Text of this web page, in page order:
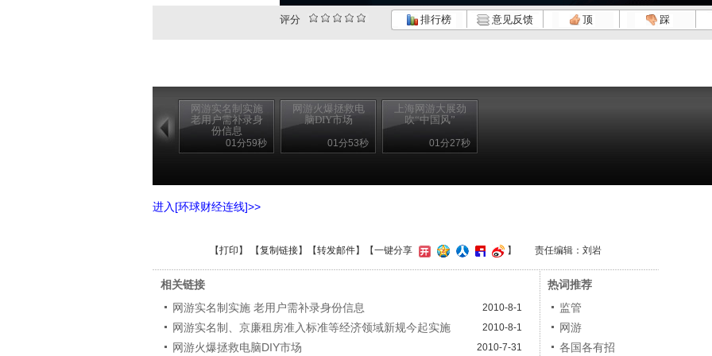
评分 排行榜 意见反馈 顶 踩
网游实名制实施
老用户需补录身
份信息
01分59秒
网游火爆拯救电
脑DIY市场
01分53秒
上海网游大展劲
吹“中国风”
01分27秒
进入[环球财经连线]>>
【打印 】 【复制链接】【转发邮件】 【一键分享 】 责任编辑：刘岩
相关链接
网游实名制实施 老用户需补录身份信息
2010-8-1
网游实名制、京廉租房准入标准等经济领域新规今起实施 2010-8-1
网游火爆拯救电脑DIY市场 2010-7-31
热词推荐
监管
网游
各国各有招